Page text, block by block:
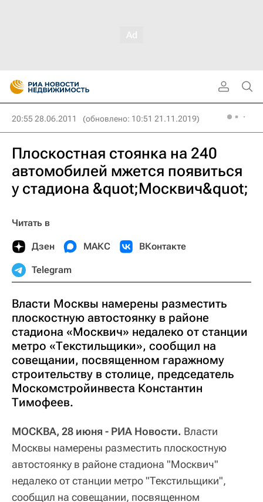
20:55 28.06.2011 (обновлено: 10:51 21.11.2019)
Плоскостная стоянка на 240
автомобилей мжется появиться
у стадиона &quot;Москвич&quot;
Читать в
Дзен МАКС ВКонтакте
Telegram
Власти Москвы намерены разместить
плоскостную автостоянку в районе
стадиона «Москвич» недалеко от станции
метро «Текстильщики», сообщил на
совещании, посвященном гаражному
строительству в столице, председатель
Москомстройинвеста Константин
Тимофеев.
МОСКВА, 28 июня - РИА Новости. Власти
Москвы намерены разместить плоскостную
автостоянку в районе стадиона "Москвич"
недалеко от станции метро "Текстильщики",
сообщил на совещании, посвященном